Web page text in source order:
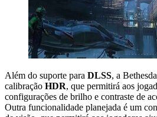
Além do suporte para DLSS, a
calibração HDR, que permitirá aos
configurações de brilho e contraste de
Outra funcionalidade planejada é um